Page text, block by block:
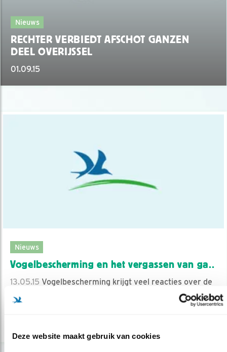
Deze website maakt gebruik van cookies
Nieuws
RECHTER VERBIEDT AFSCHOT GANZEN
DEEL OVERIJSSEL
01.09.15
Nieuws
Vogelbescherming en het vergassen van ga..
13.05.15 Vogelbescherming krijgt veel reacties over de
toestemming van Europa om in ..